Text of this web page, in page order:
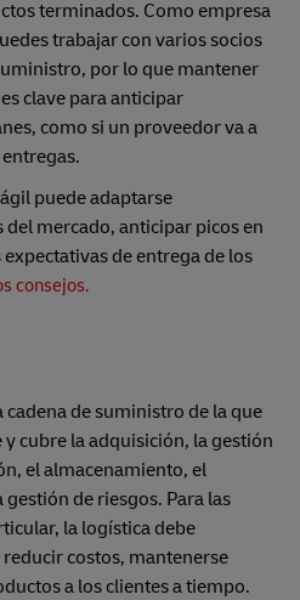
terminados. Como empresa
trabajar con varios socios
por lo que mantener
clave para anticipar
como si un proveedor va a
puede adaptarse
mercado, anticipar picos en
de entrega de los
consejos.
cadena de suministro de la que
cubre la adquisición, la gestión
el almacenamiento, el
de riesgos. Para las
la logística debe
costos, mantenerse
a los clientes a tiempo.